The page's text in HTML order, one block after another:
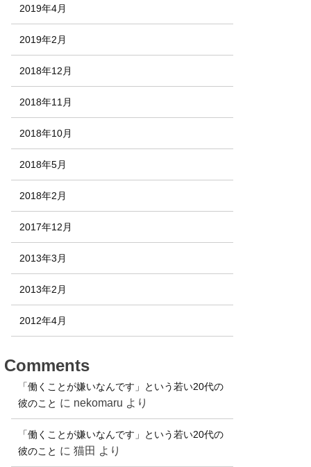
2019年4月
2019年2月
2018年12月
2018年11月
2018年10月
2018年5月
2018年2月
2017年12月
2013年3月
2013年2月
2012年4月
Comments
「働くことが嫌いなんです」という若い20代の
彼のこと に nekomaru より
「働くことが嫌いなんです」という若い20代の
彼のこと に 猫田 より